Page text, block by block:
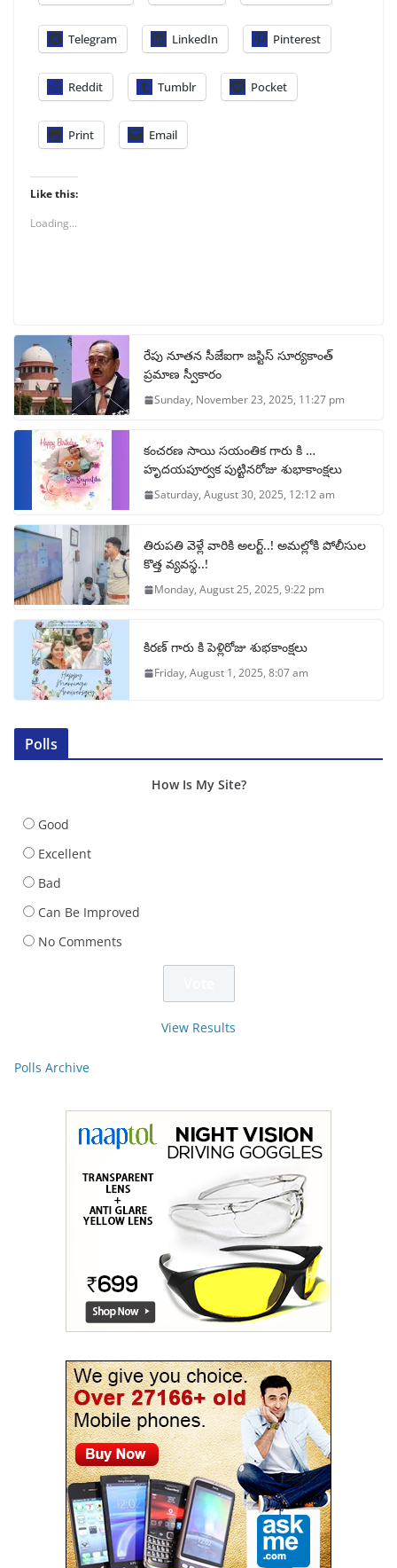
Telegram LinkedIn Pinterest
Reddit Tumblr Pocket
Print Email
Like this:
Loading...
రేపు నూతన సీజేఐగా జస్టిస్ సూర్యకాంత్
ప్రమాణ స్వీకారం
Sunday, November 23, 2025, 11:27 pm
కంచరణ సాయి సయంతిక గారు కి …
హృదయపూర్వక పుట్టినరోజు శుభాకాంక్షలు
Saturday, August 30, 2025, 12:12 am
తిరుపతి వెళ్లే వారికి అలర్ట్..! అమల్లోకి పోలీసుల
కొత్త వ్యవస్థ..!
Monday, August 25, 2025, 9:22 pm
కిరణ్ గారు కి పెళ్లిరోజు శుభకాంక్షలు
Friday, August 1, 2025, 8:07 am
Polls
How Is My Site?
Good
Excellent
Bad
Can Be Improved
No Comments
View Results
Polls Archive